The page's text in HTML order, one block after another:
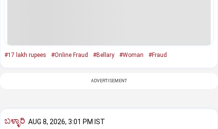
#17 lakh rupees #Online Fraud #Bellary #Woman #Fraud
ADVERTISEMENT
ಬಳ್ಳಾರಿ AUG 8, 2026, 3:01 PM IST